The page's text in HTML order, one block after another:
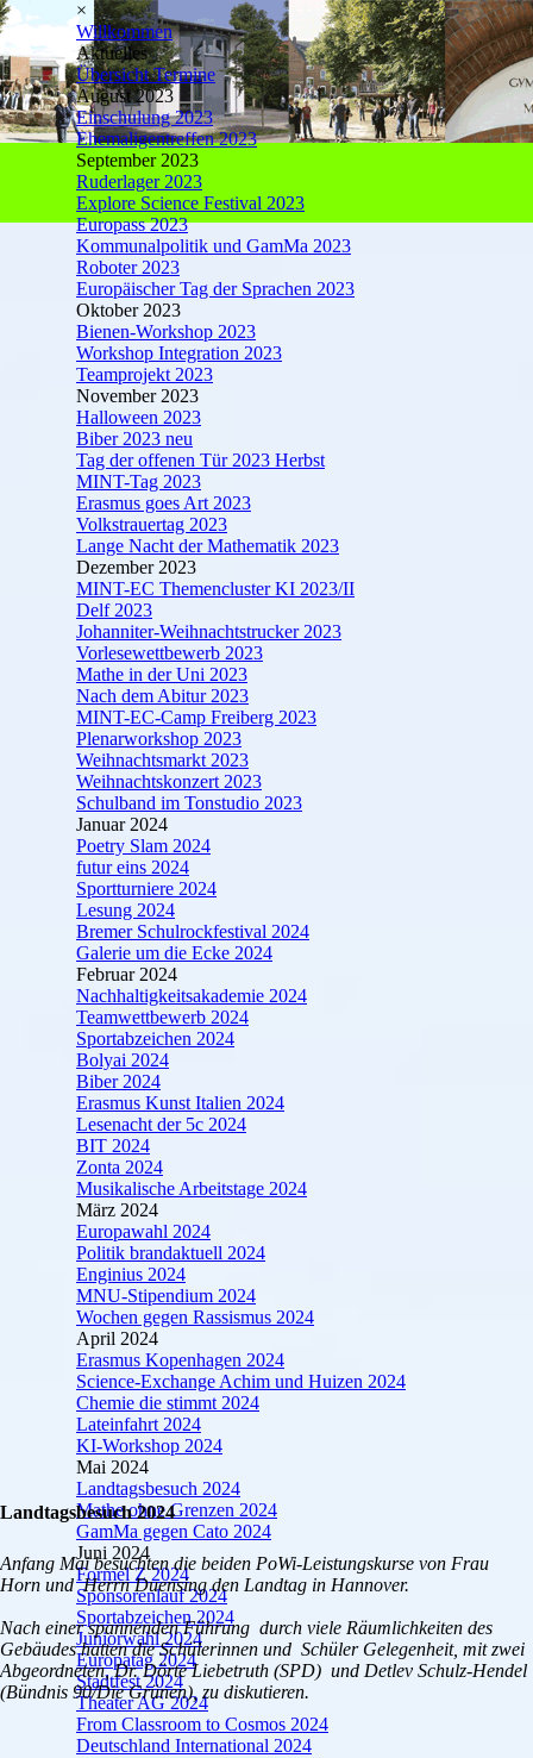
×
Willkommen
Aktuelles
Übersicht Termine
August 2023
Einschulung 2023
Ehemaligentreffen 2023
September 2023
Ruderlager 2023
Explore Science Festival 2023
Europass 2023
Kommunalpolitik und GamMa 2023
Roboter 2023
Europäischer Tag der Sprachen 2023
Oktober 2023
Bienen-Workshop 2023
Workshop Integration 2023
Teamprojekt 2023
November 2023
Halloween 2023
Biber 2023 neu
Tag der offenen Tür 2023 Herbst
MINT-Tag 2023
Erasmus goes Art 2023
Volkstrauertag 2023
Lange Nacht der Mathematik 2023
Dezember 2023
MINT-EC Themencluster KI 2023/II
Delf 2023
Johanniter-Weihnachtstrucker 2023
Vorlesewettbewerb 2023
Mathe in der Uni 2023
Nach dem Abitur 2023
MINT-EC-Camp Freiberg 2023
Plenarworkshop 2023
Weihnachtsmarkt 2023
Weihnachtskonzert 2023
Schulband im Tonstudio 2023
Januar 2024
Poetry Slam 2024
futur eins 2024
Sportturniere 2024
Lesung 2024
Bremer Schulrockfestival 2024
Galerie um die Ecke 2024
Februar 2024
Nachhaltigkeitsakademie 2024
Teamwettbewerb 2024
Sportabzeichen 2024
Bolyai 2024
Biber 2024
Erasmus Kunst Italien 2024
Lesenacht der 5c 2024
BIT 2024
Zonta 2024
Musikalische Arbeitstage 2024
März 2024
Europawahl 2024
Politik brandaktuell 2024
Enginius 2024
MNU-Stipendium 2024
Wochen gegen Rassismus 2024
April 2024
Erasmus Kopenhagen 2024
Science-Exchange Achim und Huizen 2024
Chemie die stimmt 2024
Lateinfahrt 2024
KI-Workshop 2024
Mai 2024
Landtagsbesuch 2024
Mathe ohne Grenzen 2024
GamMa gegen Cato 2024
Juni 2024
Formel Z 2024
Sponsorenlauf 2024
Sportabzeichen 2024
Juniorwahl 2024
Europatag 2024
Stadtfest 2024
Theater AG 2024
From Classroom to Cosmos 2024
Deutschland International 2024
Landtagsbesuch 2024
Anfang Mai besuchten die beiden PoWi-Leistungskurse von Frau
Horn und Herrn Duensing den Landtag in Hannover.
Nach einer spannenden Führung durch viele Räumlichkeiten des
Gebäudes hatten die Schülerinnen und Schüler Gelegenheit, mit zwei
Abgeordneten, Dr. Dörte Liebetruth (SPD) und Detlev Schulz-Hendel
(Bündnis 90/Die Grünen), zu diskutieren.